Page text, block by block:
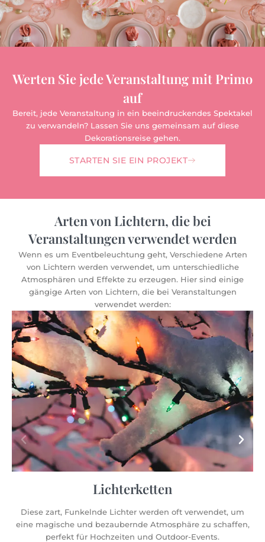
Werten Sie jede Veranstaltung mit Primo
auf
Bereit, jede Veranstaltung in ein beeindruckendes Spektakel
zu verwandeln? Lassen Sie uns gemeinsam auf diese
Dekorationsreise gehen.
STARTEN SIE EIN PROJEKT
Arten von Lichtern, die bei
Veranstaltungen verwendet werden
Wenn es um Eventbeleuchtung geht, Verschiedene Arten
von Lichtern werden verwendet, um unterschiedliche
Atmosphären und Effekte zu erzeugen. Hier sind einige
gängige Arten von Lichtern, die bei Veranstaltungen
verwendet werden:
Lichterketten
Lichter werden oft verwendet, um
und bezaubernde Atmosphäre zu schaffen,
für Hochzeiten und Outdoor-Events.
Lichterketten gibt
und sie sind
Außenbereich